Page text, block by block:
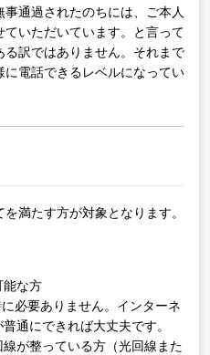
通過されたのちには、ご本人
いただいています。と言って
訳ではありません。それまで
電話できるレベルになってい
満たす方が対象となります。
能な方
必要ありません。インターネ
通にできれば大丈夫です。
が整っている方（光回線また